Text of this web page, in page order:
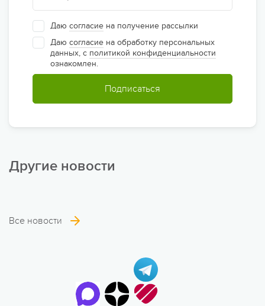
Даю согласие на получение рассылки
Даю согласие на обработку персональных
данных, с политикой конфиденциальности
ознакомлен.
Подписаться
Другие новости
Все новости